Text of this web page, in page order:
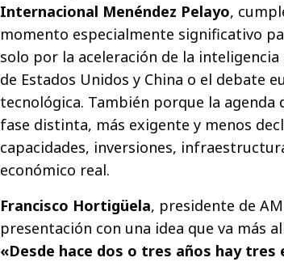
Internacional Menéndez Pelayo,
momento especialmente significativo
solo por la aceleración de la
de Estados Unidos y China o el debate
tecnológica. También porque la
fase distinta, más exigente y menos
capacidades, inversiones,
económico real.
Francisco Hortigüela, presidente de
presentación con una idea que va más
«Desde hace dos o tres años hay